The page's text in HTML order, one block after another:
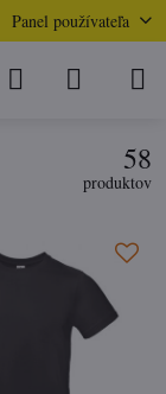
Panel používateľa
58
produktov